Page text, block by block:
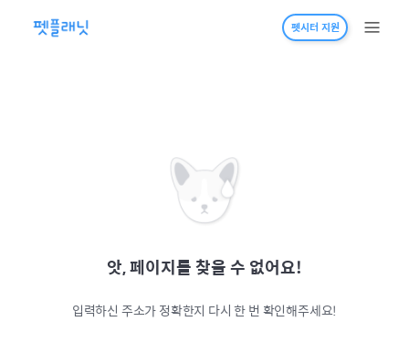
펫시터 지원
앗, 페이지를 찾을 수 없어요!
입력하신 주소가 정확한지 다시 한 번 확인해주세요!